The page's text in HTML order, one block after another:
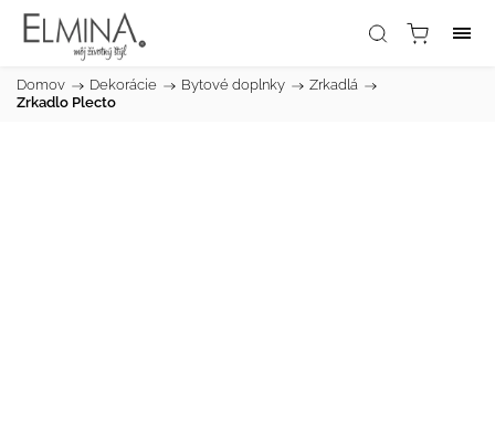
Domov / Dekorácie / Bytové doplnky / Zrkadlá /
Zrkadlo Plecto